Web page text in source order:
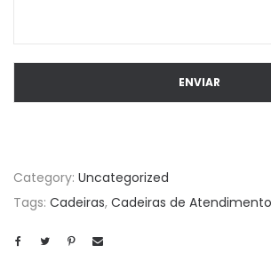
Category: Uncategorized
Tags: Cadeiras, Cadeiras de